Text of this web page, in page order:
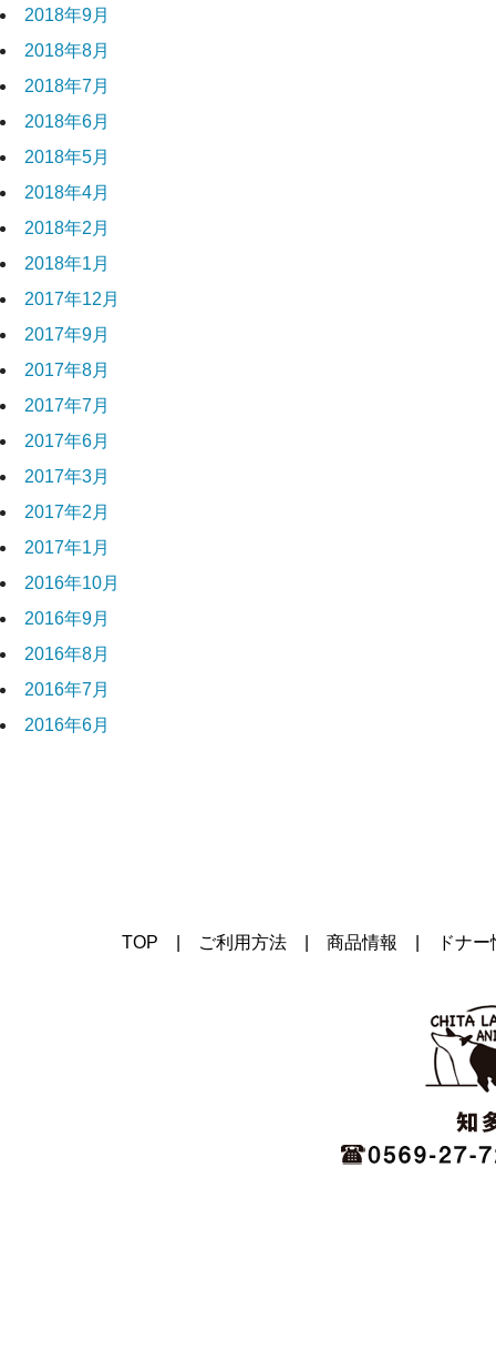
2018年9月
2018年8月
2018年7月
2018年6月
2018年5月
2018年4月
2018年2月
2018年1月
2017年12月
2017年9月
2017年8月
2017年7月
2017年6月
2017年3月
2017年2月
2017年1月
2016年10月
2016年9月
2016年8月
2016年7月
2016年6月
TOP ご利用方法| 商品情報 ドナー